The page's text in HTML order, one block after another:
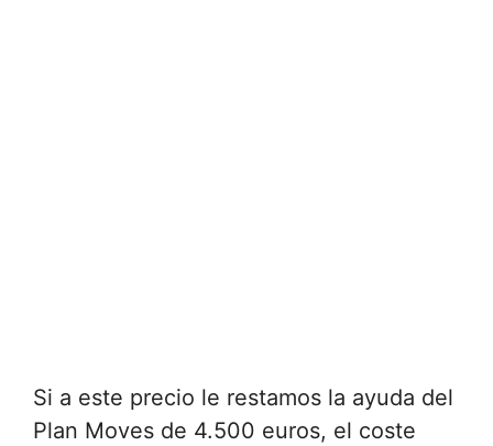
Si a este precio le restamos la ayuda del
Plan Moves de 4.500 euros, el coste